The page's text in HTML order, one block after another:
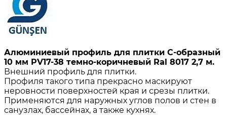
Алюминиевый профиль для плитки С-образный
10 мм PV17-38 темно-коричневый Ral 8017 2,7 м.
Внешний профиль для плитки.
Профиля такого типа прекрасно маскируют
неровности поверхностей края и срезы плитки.
Применяются для наружных углов полов и стен в
санузлах, бассейнах, а также кухнях.